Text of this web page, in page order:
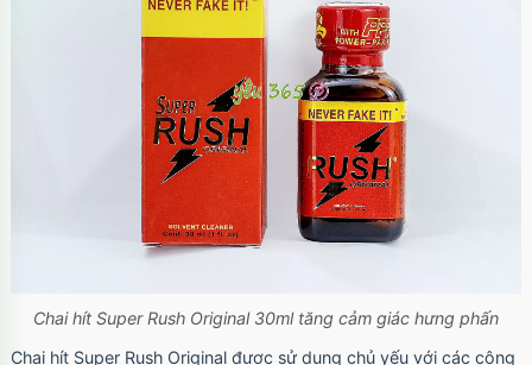
Chai hít Super Rush Original 30ml tăng cảm giác hưng phấn
Chai hít Super Rush Original được sử dụng chủ yếu với các công